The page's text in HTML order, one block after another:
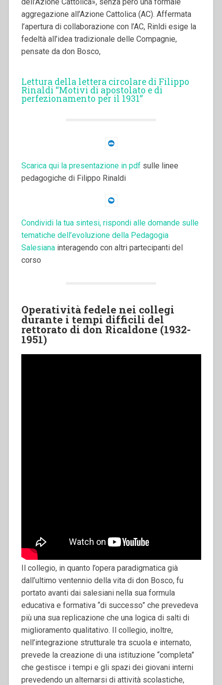
aggregazione all’Azione Cattolica (AC). Affermata
l’apertura di collaborazione con l’AC, Rinldi esige la
fedeltà all’idea tradizionale delle Compagnie,
pensate da don Bosco,
Lettura della lettera circolare di Filippo
Rinaldi “Motivi di apostolato e di
perfezionamento per il 1931”
Scarica qui la presentazione in pdfsulle linee
pedagogiche di Filippo Rinaldi
Condividi la tua sintesi, rispondi alle domande sulle
tematiche dell’evoluzione della Pedagogia
Salesiana interagendo con altri partecipanti del
corso
Operatività fedele nei collegi
durante i tempi difficili del
rettorato di don Ricaldone (1932-
1951)
Il collegio, in quanto l’opera paradigmatica già
dall’ultimo ventennio della vita di don Bosco, fu
portato avanti dai salesiani nella sua formula
educativa e formativa “di successo” che prevedeva
più una sua replicazione che una logica di salti di
miglioramento qualitativo. Il collegio, inoltre,
nell’integrazione strutturale tra scuola e internato,
prevede la creazione di una istituzione “completa”
che gestisce i tempi e gli spazi dei giovani interni
prevedendo un alternarsi di attività scolastiche,